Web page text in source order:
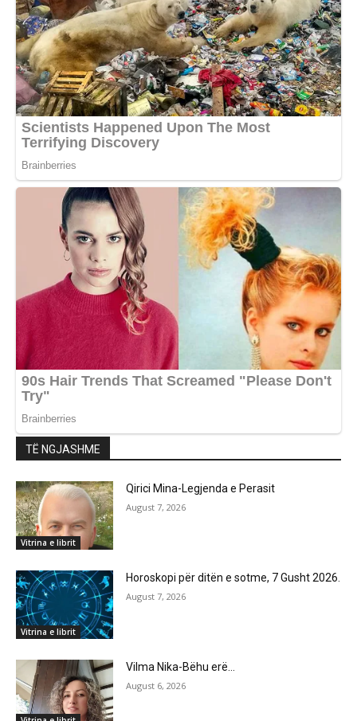
TË NGJASHME
Vitrina e librit
Qirici Mina-Legjenda e Perasit
August 7, 2026
Vitrina e librit
Horoskopi për ditën e sotme, 7 Gusht 2026.
August 7, 2026
Vilma Nika-Bëhu erë…
August 6, 2026